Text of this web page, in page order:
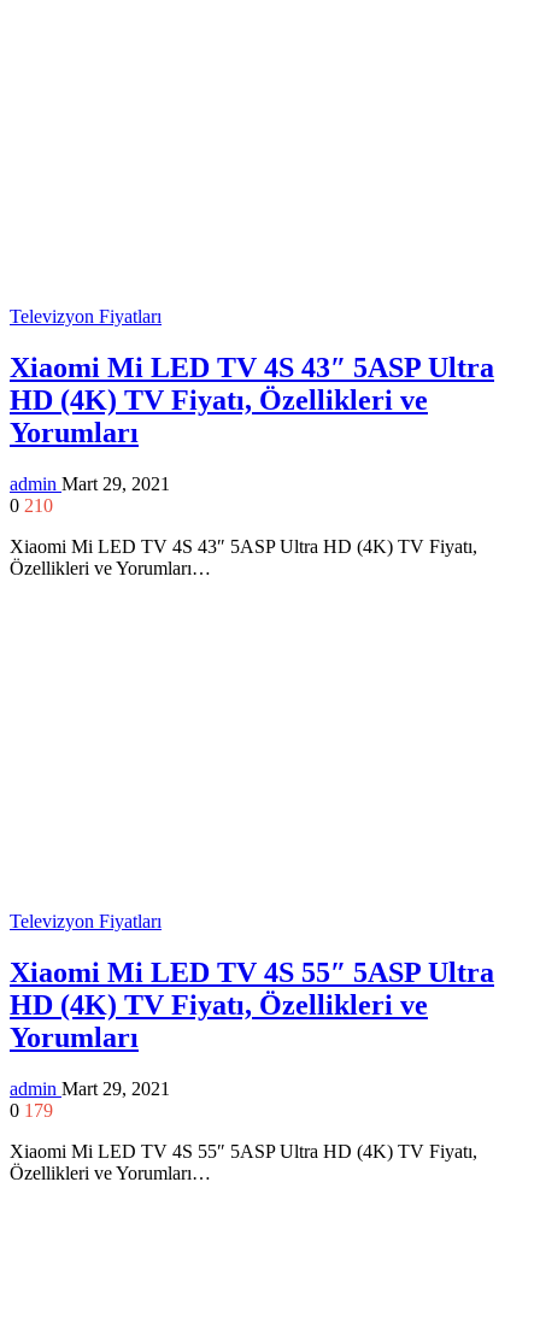
Televizyon Fiyatları
Xiaomi Mi LED TV 4S 43″ 5ASP Ultra
HD (4K) TV Fiyatı, Özellikleri ve
Yorumları
admin Mart 29, 2021
0 210
Xiaomi Mi LED TV 4S 43″ 5ASP Ultra HD (4K) TV Fiyatı,
Özellikleri ve Yorumları…
Televizyon Fiyatları
Xiaomi Mi LED TV 4S 55″ 5ASP Ultra
HD (4K) TV Fiyatı, Özellikleri ve
Yorumları
admin Mart 29, 2021
0 179
Xiaomi Mi LED TV 4S 55″ 5ASP Ultra HD (4K) TV Fiyatı,
Özellikleri ve Yorumları…